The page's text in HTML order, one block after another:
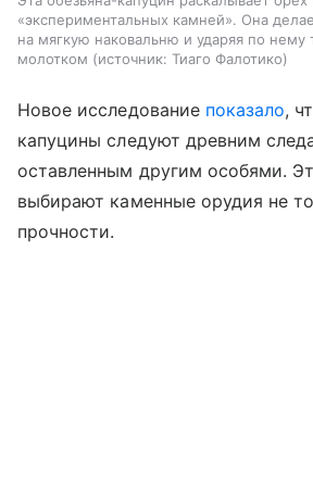
«экспериментальных камней». Она
на мягкую наковальню и ударяя по
молотком
источник: Тиаго Фалотико
Новое исследование показало,
капуцины следуют древним
оставленным другим особями.
выбирают каменные орудия не
прочности.